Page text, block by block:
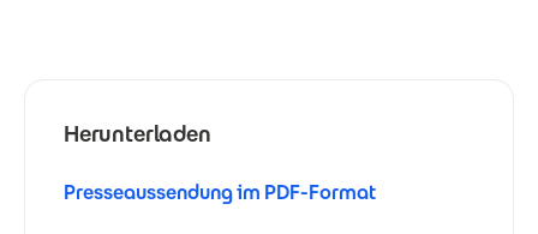
Herunterladen
Presseaussendung im PDF-Format